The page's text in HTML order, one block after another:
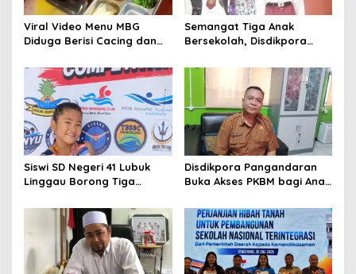
Viral Video Menu MBG
Diduga Berisi Cacing dan
Lakukan Investigasi
Semangat Tiga Anak
Bersekolah, Disdikpora
Pendidikan Terpenuhi
Siswi SD Negeri 41 Lubuk
Linggau Borong Tiga
Kejuaraan Akuatik
Indonesia Palembang
Disdikpora Pangandaran
Buka Akses PKBM bagi Anak